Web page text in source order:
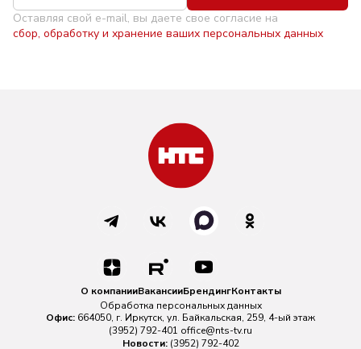
Оставляя свой e-mail, вы даете свое согласие на
сбор, обработку и хранение ваших персональных данных
О компанииВакансииБрендингКонтакты
Обработка персональных данных
Офис: 664050, г. Иркутск, ул. Байкальская, 259, 4-ый этаж
(3952) 792-401 office@nts-tv.ru
Новости: (3952) 792-402